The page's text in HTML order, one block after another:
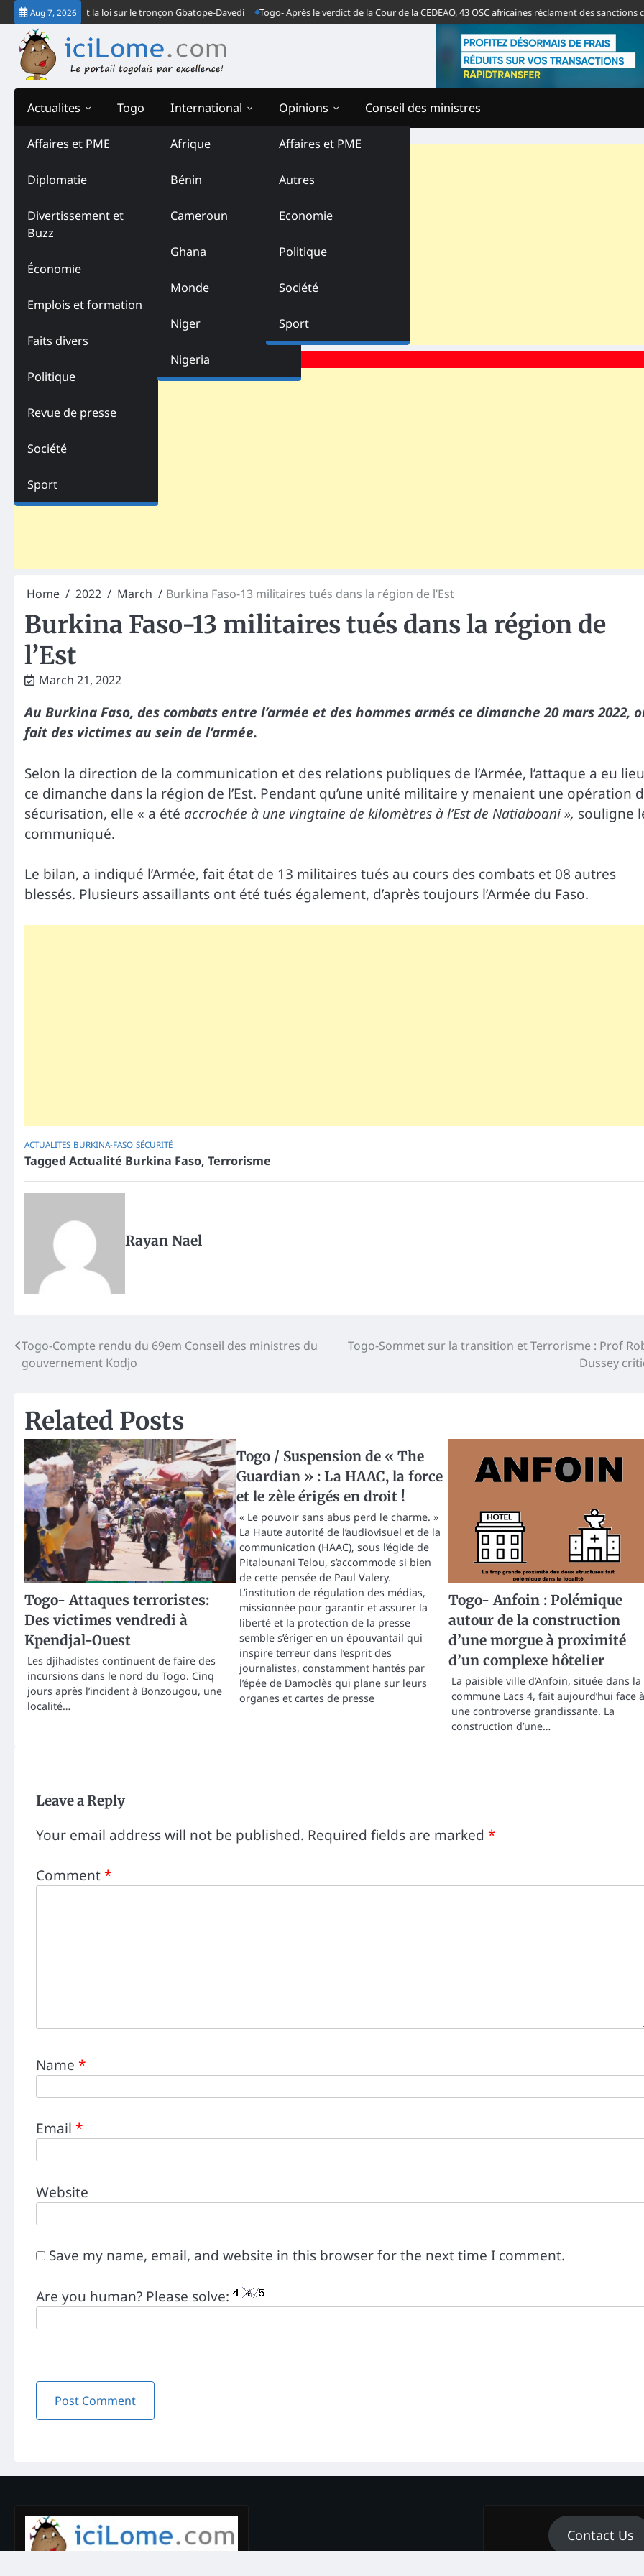
Skip
to
content
Aug 7, 2026
font la loi sur le tronçon Gbatope-Davedi Togo- Après le verdict de la Cour de la CEDEAO, 43 OSC africaines réclament des sanctions
Actualites
Affaires et PME
Diplomatie
Divertissement et
Buzz
Économie
Emplois et formation
Faits divers
Politique
Revue de presse
Société
Sport
Togo International
Afrique
Bénin
Cameroun
Ghana
Monde
Niger
Nigeria
Opinions
Affaires et PME
Autres
Economie
Politique
Société
Sport
Conseil des ministres
Home 2022 March Burkina Faso-13 militaires tués dans la région de l’Est
Burkina Faso-13 militaires tués dans la région de
l’Est
March 21, 2022
Au Burkina Faso, des combats entre l’armée et des hommes armés ce dimanche 20 mars 2022,
fait des victimes au sein de l’armée.
Selon la direction de la communication et des relations publiques de l’Armée, l’attaque a eu lieu
ce dimanche dans la région de l’Est. Pendant qu’une unité militaire y menaient une opération
sécurisation, elle « a été accrochée à une vingtaine de kilomètres à l’Est de Natiaboani », souligne
communiqué.
Le bilan, a indiqué l’Armée, fait état de 13 militaires tués au cours des combats et 08 autres
blessés. Plusieurs assaillants ont été tués également, d’après toujours l’Armée du Faso.
ACTUALITES BURKINA-FASO SÉCURITÉ
Tagged Actualité Burkina Faso, Terrorisme
Rayan Nael
Post
navigation
Togo-Compte rendu du 69em Conseil des ministres du
gouvernement Kodjo
Togo-Sommet sur la transition et Terrorisme : Prof
Dussey
Related Posts
Togo- Attaques terroristes:
Des victimes vendredi à
Kpendjal-Ouest
Les djihadistes continuent de faire des
incursions dans le nord du Togo. Cinq
jours après l’incident à Bonzougou, une
localité…
Togo / Suspension de « The
Guardian » : La HAAC, la force
et le zèle érigés en droit !
« Le pouvoir sans abus perd le charme. »
La Haute autorité de l’audiovisuel et de la
communication (HAAC), sous l’égide de
Pitalounani Telou, s’accommode si bien
de cette pensée de Paul Valery.
L’institution de régulation des médias,
missionnée pour garantir et assurer la
liberté et la protection de la presse
semble s’ériger en un épouvantail qui
inspire terreur dans l’esprit des
journalistes, constamment hantés par
l’épée de Damoclès qui plane sur leurs
organes et cartes de presse
Togo- Anfoin : Polémique
autour de la construction
d’une morgue à proximité
d’un complexe hôtelier
La paisible ville d’Anfoin, située dans la
commune Lacs 4, fait aujourd’hui face à
une controverse grandissante. La
construction d’une…
Leave a Reply
Your email address will not be published. Required fields are marked *
Comment*
Name *
Email *
Website
Save my name, email, and website in this browser for the next time I comment.
Are you human? Please solve:
Contact Us